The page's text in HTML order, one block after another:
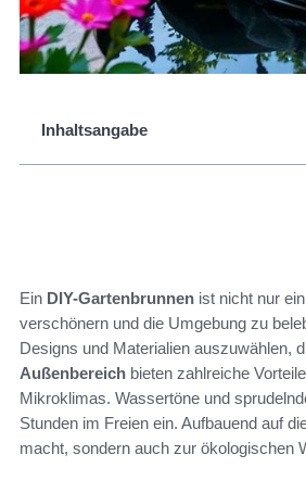
Inhaltsangabe
Ein DIY-Gartenbrunnen ist nicht nur
verschönern und die Umgebung zu
Designs und Materialien auszuwählen,
Außenbereich bieten zahlreiche
Mikroklimas. Wassertöne und
Stunden im Freien ein. Aufbauend auf
macht, sondern auch zur ökologischen